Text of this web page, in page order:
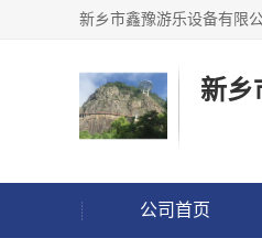
新乡
公司首页